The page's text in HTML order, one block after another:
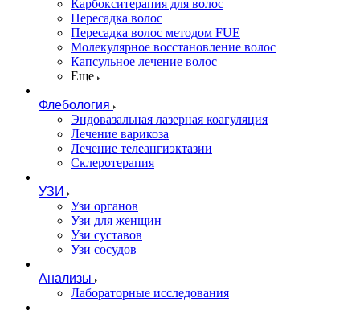
Карбокситерапия для волос
Пересадка волос
Пересадка волос методом FUE
Молекулярное восстановление волос
Капсульное лечение волос
Еще
Флебология
Эндовазальная лазерная коагуляция
Лечение варикоза
Лечение телеангиэктазии
Склеротерапия
УЗИ
Узи органов
Узи для женщин
Узи cуставов
Узи сосудов
Анализы
Лабораторные исследования